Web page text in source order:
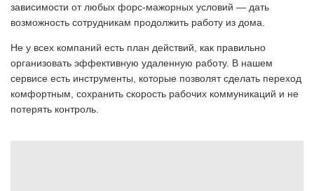
зависимости от любых форс-мажорных условий — дать
возможность сотрудникам продолжить работу из дома.
Не у всех компаний есть план действий, как правильно
организовать эффективную удаленную работу. В нашем
сервисе есть инструменты, которые позволят сделать переход
комфортным, сохранить скорость рабочих коммуникаций и не
потерять контроль.